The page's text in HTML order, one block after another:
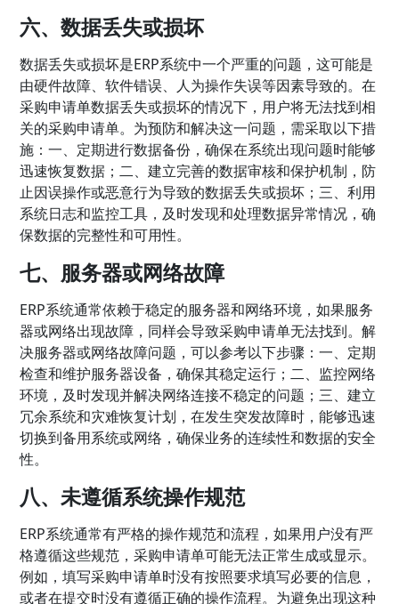
六、数据丢失或损坏
数据丢失或损坏是ERP系统中一个严重的问题，这可能是
由硬件故障、软件错误、人为操作失误等因素导致的。在
采购申请单数据丢失或损坏的情况下，用户将无法找到相
关的采购申请单。为预防和解决这一问题，需采取以下措
施：一、定期进行数据备份，确保在系统出现问题时能够
迅速恢复数据；二、建立完善的数据审核和保护机制，防
止因误操作或恶意行为导致的数据丢失或损坏；三、利用
系统日志和监控工具，及时发现和处理数据异常情况，确
保数据的完整性和可用性。
七、服务器或网络故障
ERP系统通常依赖于稳定的服务器和网络环境，如果服务
器或网络出现故障，同样会导致采购申请单无法找到。解
决服务器或网络故障问题，可以参考以下步骤：一、定期
检查和维护服务器设备，确保其稳定运行；二、监控网络
环境，及时发现并解决网络连接不稳定的问题；三、建立
冗余系统和灾难恢复计划，在发生突发故障时，能够迅速
切换到备用系统或网络，确保业务的连续性和数据的安全
性。
八、未遵循系统操作规范
ERP系统通常有严格的操作规范和流程，如果用户没有严
格遵循这些规范，采购申请单可能无法正常生成或显示。
例如，填写采购申请单时没有按照要求填写必要的信息，
或者在提交时没有遵循正确的操作流程。为避免出现这种